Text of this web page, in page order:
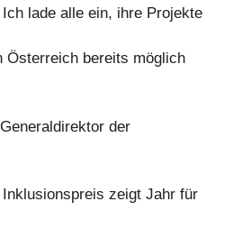
lade alle ein, ihre Projekte
Österreich bereits möglich
der
zeigt Jahr für